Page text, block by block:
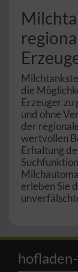
die
Erzeuger zu
und ohne
der
wertvollen
Erhaltung
erleben Sie